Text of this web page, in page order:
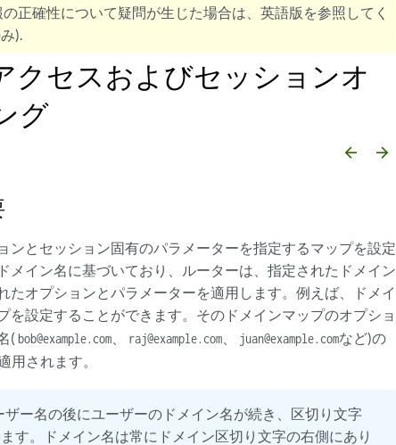
正確性について疑問が生じた場合は、英語版を参照してく
).
クセスおよびセッションオ
グ
arrow_backward arrow_forward
ンとセッション固有のパラメーターを指定するマップを設定
メイン名に基づいており、ルーターは、指定されたドメイン
たオプションとパラメーターを適用します。例えば、ドメイ
を設定することができます。そのドメインマップのオプショ
( bob@example.com raj@example.com juan@example.comなど)の
用されます。
ー名の後にユーザーのドメイン名が続き、区切り文字
す。ドメイン名は常にドメイン区切り文字の右側にあり